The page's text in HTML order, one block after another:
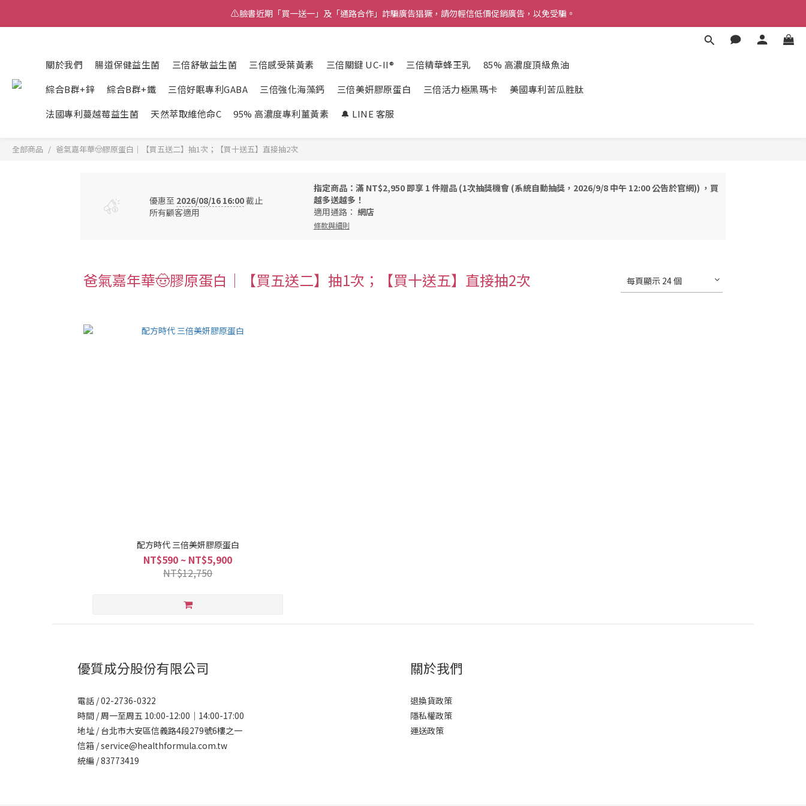
⚠️臉書近期「買一送一」及「通路合作」詐騙廣告猖獗，請勿輕信低價促銷廣告，以免受騙。
⚠️臉書近期「買一送一」及「通路合作」詐騙廣告猖獗，請勿輕信低價促銷廣告，以免受騙。
中獎率100%💘買五送二抽１次，買十送五直接抽２次✨滿 $8000 再享好禮四選一👏
⚠️臉書近期「買一送一」及「通路合作」詐騙廣告猖獗，請勿輕信低價促銷廣告，以免受騙。
關於我們 腸道保健益生菌 三倍舒敏益生菌 三倍感受葉黃素 三倍關鍵 UC-II® 三倍精華蜂王乳
85% 高濃度頂級魚油
綜合B群+鋅
綜合B群+鐵 三倍好眠專利GABA 三倍強化海藻鈣 三倍美妍膠原蛋白 三倍活力極黑瑪卡
美國專利苦瓜胜肽
法國專利蔓越莓益生菌
天然萃取維他命C 95% 高濃度專利薑黃素 🔔 LINE 客服
全部商品 爸氣嘉年華🤠膠原蛋白｜【買五送二】抽1次；【買十送五】直接抽2次
優惠至 2026/08/16 16:00截止
所有顧客適用
指定商品：滿 NT$2,950 即享 1 件贈品 (1次抽獎機會 (系統自動抽獎，2026/9/8 中午 12:00 公告於官網)) ，買
越多送越多！
適用通路： 網店
條款與細則
爸氣嘉年華🤠膠原蛋白｜【買五送二】抽1次；【買十送五】直接抽2次 每頁顯示 24 個
配方時代 三倍美妍膠原蛋白
NT$590 ~ NT$5,900
NT$12,750
優質成分股份有限公司
電話 / 02-2736-0322
時間 / 周一至周五 10:00-12:00｜14:00-17:00
地址 / 台北市大安區信義路4段279號6樓之一
信箱 / service@healthformula.com.tw
統編 / 83773419
關於我們
退換貨政策
隱私權政策
運送政策